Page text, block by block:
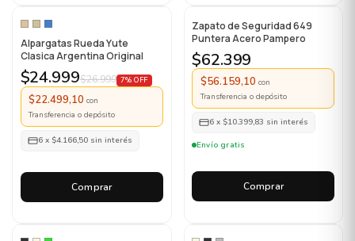
Alpargatas Rueda Yute
Clasica Argentina Original
$24.999$26.999 7% OFF
$22.499,10 con
Transferencia o depósito
6 x $4.166,50 sin interés
Comprar
Zapato de Seguridad 649
Puntera Acero Pampero
$62.399
$56.159,10 con
Transferencia o depósito
6 x $10.399,83 sin interés
Envío gratis
Comprar